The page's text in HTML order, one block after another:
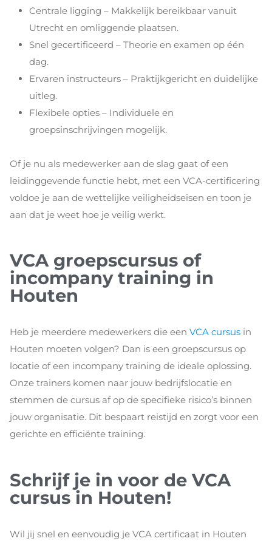
Centrale ligging – Makkelijk bereikbaar vanuit
Utrecht en omliggende plaatsen.
Snel gecertificeerd – Theorie en examen op één
dag.
Ervaren instructeurs – Praktijkgericht en duidelijke
uitleg.
Flexibele opties – Individuele en
groepsinschrijvingen mogelijk.
Of je nu als medewerker aan de slag gaat of een
leidinggevende functie hebt, met een VCA-certificering
voldoe je aan de wettelijke veiligheidseisen en toon je
aan dat je weet hoe je veilig werkt.
VCA groepscursus of
incompany training in
Houten
Heb je meerdere medewerkers die een VCA cursus in
Houten moeten volgen? Dan is een groepscursus op
locatie of een incompany training de ideale oplossing.
Onze trainers komen naar jouw bedrijfslocatie en
stemmen de cursus af op de specifieke risico’s binnen
jouw organisatie. Dit bespaart reistijd en zorgt voor een
gerichte en efficiënte training.
Schrijf je in voor de VCA
cursus in Houten!
Wil jij snel en eenvoudig je VCA certificaat in Houten